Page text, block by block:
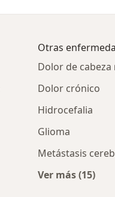
Otras
Dolor de
Dolor crónico
Hidrocefalia
Glioma
Metástasis
Ver más (15)